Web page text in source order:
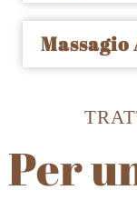
Per